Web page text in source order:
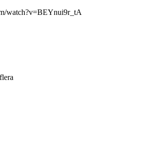
watch?v=BEYnui9r_tA